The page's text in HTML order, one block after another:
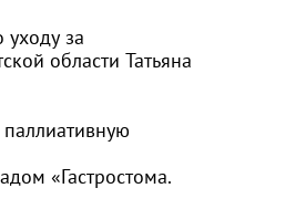
за
области Татьяна
«Гастростома.